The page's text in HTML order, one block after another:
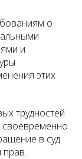
о
и
этих
трудностей
своевременно
в суд